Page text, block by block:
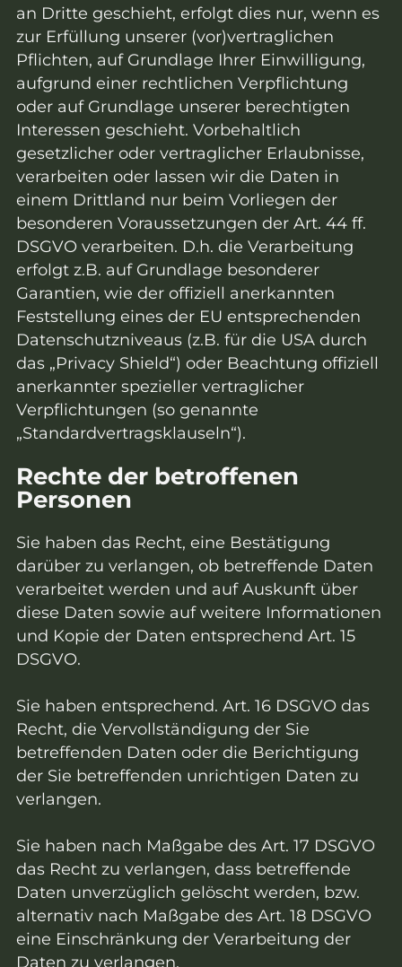
an Dritte geschieht, erfolgt dies nur, wenn es
zur Erfüllung unserer (vor)vertraglichen
Pflichten, auf Grundlage Ihrer Einwilligung,
aufgrund einer rechtlichen Verpflichtung
oder auf Grundlage unserer berechtigten
Interessen geschieht. Vorbehaltlich
gesetzlicher oder vertraglicher Erlaubnisse,
verarbeiten oder lassen wir die Daten in
einem Drittland nur beim Vorliegen der
besonderen Voraussetzungen der Art. 44 ff.
DSGVO verarbeiten. D.h. die Verarbeitung
erfolgt z.B. auf Grundlage besonderer
Garantien, wie der offiziell anerkannten
Feststellung eines der EU entsprechenden
Datenschutzniveaus (z.B. für die USA durch
das „Privacy Shield“) oder Beachtung offiziell
anerkannter spezieller vertraglicher
Verpflichtungen (so genannte
„Standardvertragsklauseln“).
Rechte der betroffenen
Personen
Sie haben das Recht, eine Bestätigung
darüber zu verlangen, ob betreffende Daten
verarbeitet werden und auf Auskunft über
diese Daten sowie auf weitere Informationen
und Kopie der Daten entsprechend Art. 15
DSGVO.
Sie haben entsprechend. Art. 16 DSGVO das
Recht, die Vervollständigung der Sie
betreffenden Daten oder die Berichtigung
der Sie betreffenden unrichtigen Daten zu
verlangen.
Sie haben nach Maßgabe des Art. 17 DSGVO
das Recht zu verlangen, dass betreffende
Daten unverzüglich gelöscht werden, bzw.
alternativ nach Maßgabe des Art. 18 DSGVO
eine Einschränkung der Verarbeitung der
Daten zu verlangen.